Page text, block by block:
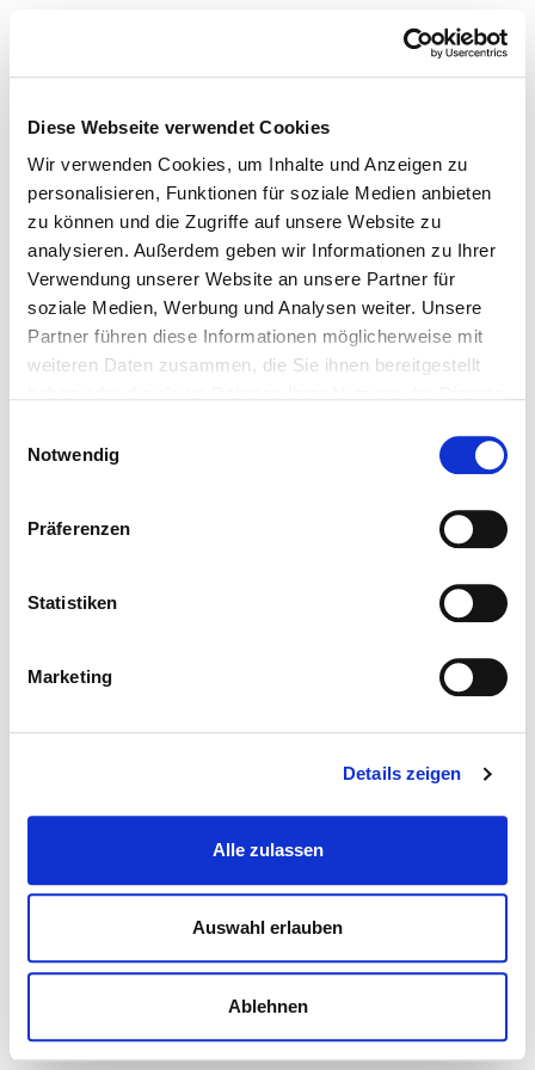
Diese Webseite verwendet Cookies
Wir verwenden Cookies, um Inhalte und Anzeigen zu
personalisieren, Funktionen für soziale Medien anbieten
zu können und die Zugriffe auf unsere Website zu
analysieren. Außerdem geben wir Informationen zu Ihrer
Verwendung unserer Website an unsere Partner für
soziale Medien, Werbung und Analysen weiter. Unsere
Partner führen diese Informationen möglicherweise mit
weiteren Daten zusammen, die Sie ihnen bereitgestellt
Notwendig
Präferenzen
Statistiken
Marketing
Details zeigen
Alle zulassen
Auswahl erlauben
Ablehnen